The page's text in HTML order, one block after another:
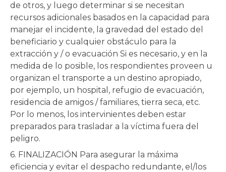
de otros, y luego determinar si se necesitan
recursos adicionales basados en la capacidad para
manejar el incidente, la gravedad del estado del
beneficiario y cualquier obstáculo para la
extracción y / o evacuación Si es necesario, y en la
medida de lo posible, los respondientes proveen u
organizan el transporte a un destino apropiado,
por ejemplo, un hospital, refugio de evacuación,
residencia de amigos / familiares, tierra seca, etc.
Por lo menos, los intervinientes deben estar
preparados para trasladar a la víctima fuera del
peligro.
6. FINALIZACIÓN Para asegurar la máxima
eficiencia y evitar el despacho redundante, el/los